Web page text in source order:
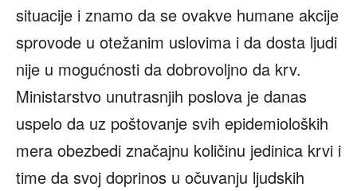
situacije i znamo da se ovakve humane akcije
sprovode u otežanim uslovima i da dosta ljudi
nije u mogućnosti da dobrovoljno da krv.
Ministarstvo unutrasnjih poslova je danas
uspelo da uz poštovanje svih epidemioloških
mera obezbedi značajnu količinu jedinica krvi i
time da svoj doprinos u očuvanju ljudskih